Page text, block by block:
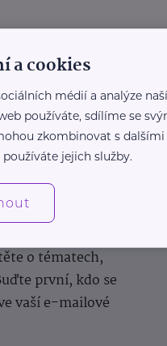
o tématech,
první, kdo se
vaší e-mailové
a cookies
médií a analýze
používáte, sdílíme se
zkombinovat s
jejich služby.